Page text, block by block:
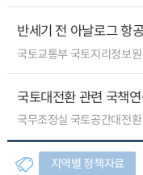
반세기 전 아날로그 항
국토교통부 국토지리정보
국토대전환 관련 국책
국무조정실 국토공간대전
지역별 정책자료